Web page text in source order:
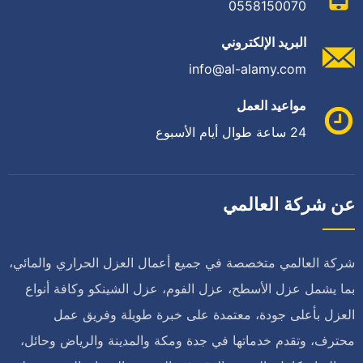
0558150070
البريد الإلكتروني
info@al-alamy.com
مواعيد العمل
24 ساعة طوال أيام الأسبوع
عن شركة العالمي
شركة العالمي متخصصة في جميع أعمال العزل الحراري والمائي،
بما يشمل عزل الأسطح، عزل الفوم، عزل الشينكو وكافة أنواع
العزل بأعلى جودة، معتمدة على خبرة طويلة وفريق عمل
محترف، وتقدم خدماتها في جدة ومكة والمدينة والرياض وحائل،